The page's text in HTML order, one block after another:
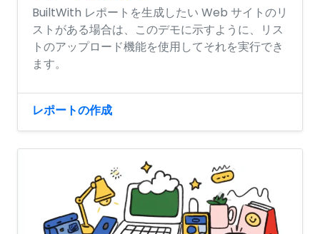
BuiltWith レポートを生成したい Web サイトのリ
ストがある場合は、このデモに示すように、リス
トのアップロード機能を使用してそれを実行でき
ます。
レポートの作成